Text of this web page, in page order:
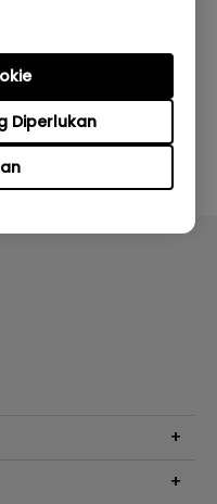
Diperlukan
membantu?
Tidak